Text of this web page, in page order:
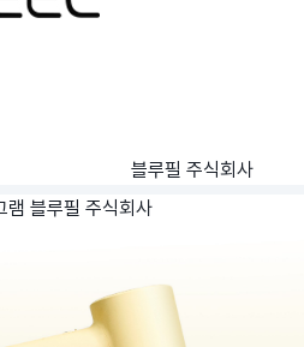
블루필 주식회사
램 블루필 주식회사